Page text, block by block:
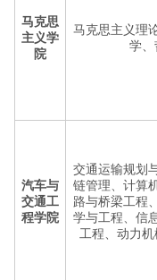
马克思
主义学
院
马克思主义理
学、
汽车与
交通工
程学院
交通运输规划
链管理、计算
路与桥梁工程
学与工程、信
工程、动力